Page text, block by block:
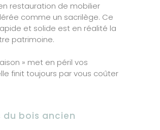
restauration de mobilier
comme un sacrilège. Ce
et solide est en réalité la
patrimoine.
» met en péril vos
finit toujours par vous coûter
bois ancien